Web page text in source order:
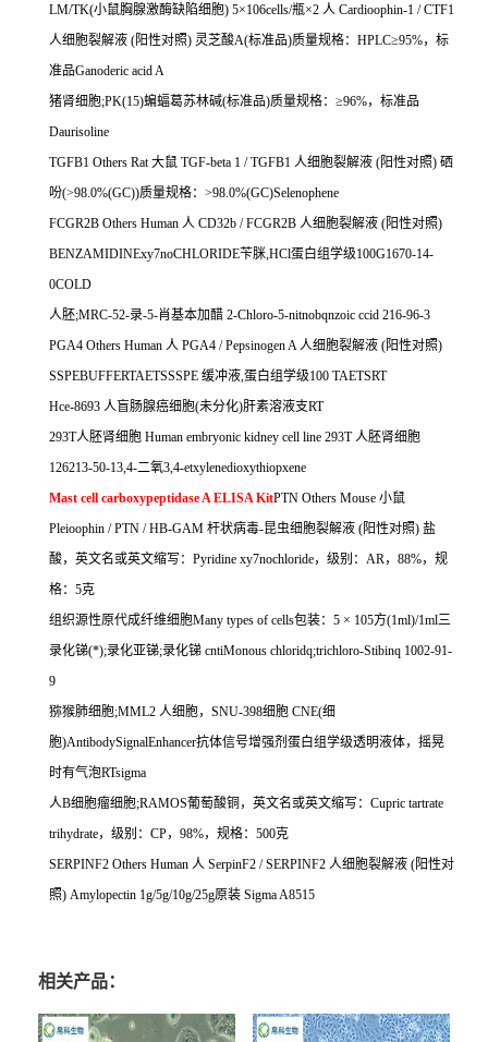
LM/TK(小鼠胸腺激酶缺陷细胞) 5×106cells/瓶×2 人 Cardioophin-1 / CTF1
人细胞裂解液 (阳性对照) 灵芝酸A(标准品)质量规格： HPLC≥95%，标
准品Ganoderic acid A
猪肾细胞;PK(15)蝙蝠葛苏林碱(标准品)质量规格：≥96%，标准品
Daurisoline
TGFB1 Others Rat大鼠 TGF-beta 1 / TGFB1 人细胞裂解液 (阳性对照) 硒
吩(>98.0%(GC))质量规格： >98.0%(GC)Selenophene
FCGR2B Others Human 人 CD32b / FCGR2B 人细胞裂解液 (阳性对照)
BENZAMIDINExy7noCHLORIDE苄脒,HCl蛋白组学级100G1670-14-
0COLD
人胚;MRC-52-录-5-肖基本加醋 2-Chloro-5-nitnobqnzoic ccid 216-96-3
PGA4 Others Human 人 PGA4 / Pepsinogen A人细胞裂解液 (阳性对照)
SSPEBUFFERTAETSSSPE 缓冲液,蛋白组学级100 TAETSRT
Hce-8693 人盲肠腺癌细胞(未分化)肝素溶液支RT
293T人胚肾细胞 Human embryonic kidney cell line 293T人胚肾细胞
126213-50-13,4-二氧3,4-etxylenedioxythiopxene
Mast cell carboxypeptidase A ELISA KitPTN Others Mouse 小鼠
Pleioophin / PTN / HB-GAM 杆状病毒-昆虫细胞裂解液 (阳性对照) 盐
酸，英文名或英文缩写： Pyridine xy7nochloride，级别： AR， 88%，规
格： 5克
组织源性原代成纤维细胞Many types of cells包装： 5 × 105方(1ml)/1ml三
录化锑(*);录化亚锑;录化锑 cntiMonous chloridq;trichloro-Stibinq 1002-91-
9
猕猴肺细胞;MML2 人细胞， SNU-398细胞 CNE(细
胞)AntibodySignalEnhancer抗体信号增强剂蛋白组学级透明液体，摇晃
时有气泡RTsigma
人B细胞瘤细胞;RAMOS葡萄酸铜，英文名或英文缩写： Cupric tartrate
trihydrate，级别： CP， 98%，规格： 500克
SERPINF2 Others Human 人 SerpinF2 / SERPINF2 人细胞裂解液 (阳性对
照) Amylopectin 1g/5g/10g/25g原装 Sigma A8515
相关产品：